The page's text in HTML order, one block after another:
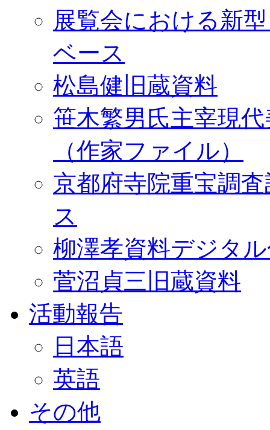
展覧会における新
ベース
松島健旧蔵資料
笹木繁男氏主宰現
（作家ファイル）
京都府寺院重宝調
ス
柳澤孝資料デジタ
菅沼貞三旧蔵資料
活動報告
日本語
英語
その他